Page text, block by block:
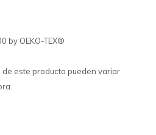
by OEKO-TEX®
este producto pueden variar